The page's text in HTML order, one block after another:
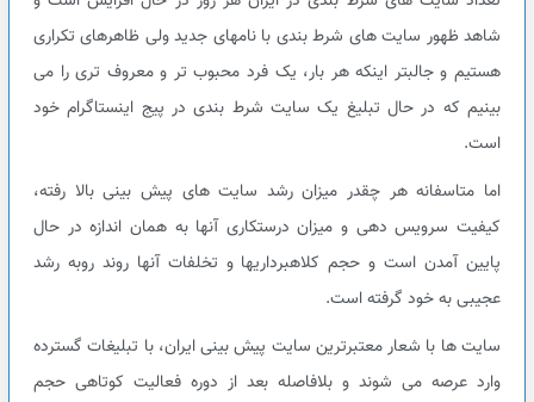
شاهد ظهور سایت های شرط بندی با نامهای جدید ولی ظاهرهای تکراری
هستیم و جالبتر اینکه هر بار، یک فرد محبوب تر و معروف تری را می
بینیم که در حال تبلیغ یک سایت شرط بندی در پیج اینستاگرام خود
است.
اما متاسفانه هر چقدر میزان رشد سایت های پیش بینی بالا رفته،
کیفیت سرویس دهی و میزان درستکاری آنها به همان اندازه در حال
پایین آمدن است و حجم کلاهبرداریها و تخلفات آنها روند روبه رشد
عجیبی به خود گرفته است.
سایت ها با شعار معتبرترین سایت پیش بینی ایران، با تبلیغات گسترده
وارد عرصه می شوند و بلافاصله بعد از دوره فعالیت کوتاهی حجم